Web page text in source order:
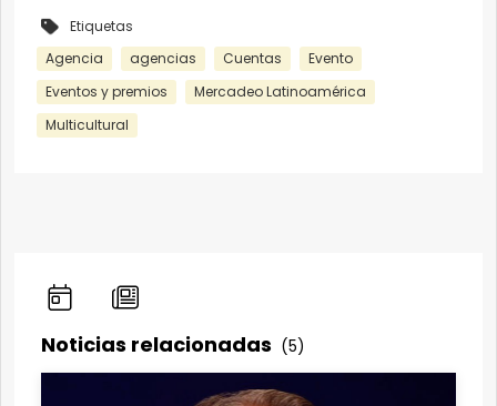
Etiquetas
Agencia
agencias Cuentas
Evento
Eventos y premios
Mercadeo Latinoamérica
Multicultural
Noticias relacionadas (5)